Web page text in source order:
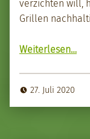
verzicht­en will,
Grillen
Weit­er­lesen“Nach­haltiges Grill­ma­te­r­i­al”
…
27. Juli 2020